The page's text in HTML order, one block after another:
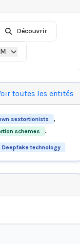
Découvrir
toutes les entités
sextortionists
,
schemes
.
Deepfake technology